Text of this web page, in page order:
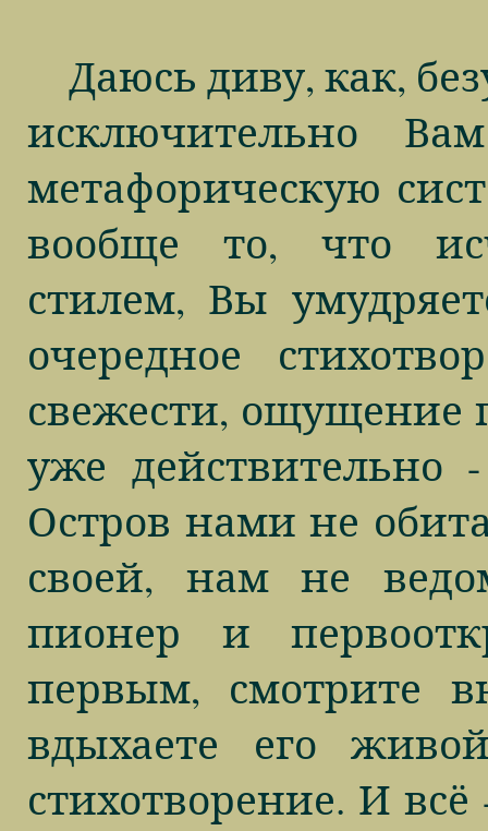
Даюсь диву, как,
исключительно
метафорическую
вообще то, что
стилем, Вы
очередное
свежести, ощущение
уже действительно
Остров нами не
своей, нам не
пионер и
первым, смотрите
вдыхаете его
стихотворение. И